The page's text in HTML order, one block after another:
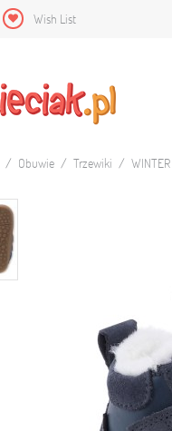
Wish List
Obuwie Trzewiki